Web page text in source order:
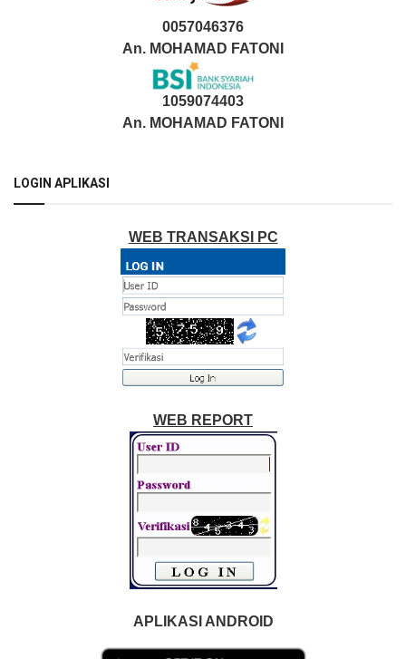
0057046376
An. MOHAMAD FATONI
1059074403
An. MOHAMAD FATONI
LOGIN APLIKASI
WEB TRANSAKSI PC
WEB REPORT
APLIKASI ANDROID